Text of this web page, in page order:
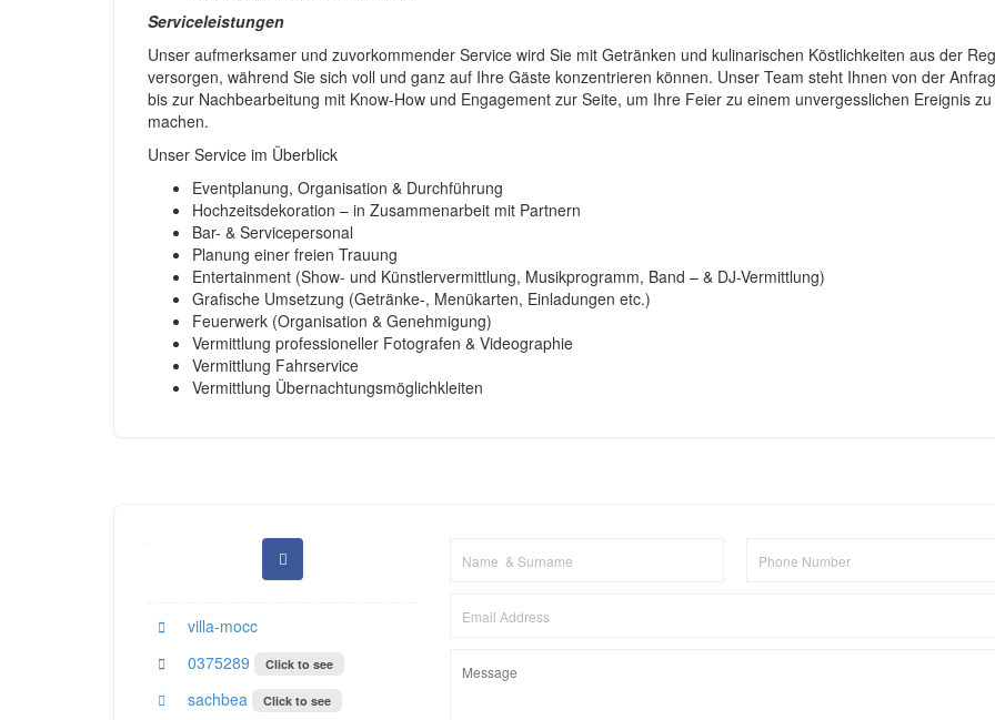
Serviceleistungen
Unser aufmerksamer und zuvorkommender Service wird Sie mit Getränken und kulinarischen Köstlichkeiten aus der
versorgen, während Sie sich voll und ganz auf Ihre Gäste konzentrieren können. Unser Team steht Ihnen von der
bis zur Nachbearbeitung mit Know-How und Engagement zur Seite, um Ihre Feier zu einem unvergesslichen Ereignis zu
machen.
Unser Service im Überblick
Eventplanung, Organisation & Durchführung
Hochzeitsdekoration – in Zusammenarbeit mit Partnern
Bar- & Servicepersonal
Planung einer freien Trauung
Entertainment (Show- und Künstlervermittlung, Musikprogramm, Band – & DJ-Vermittlung)
Grafische Umsetzung (Getränke-, Menükarten, Einladungen etc.)
Feuerwerk (Organisation & Genehmigung)
Vermittlung professioneller Fotografen & Videographie
Vermittlung Fahrservice
Vermittlung Übernachtungsmöglichkleiten
villa-mocc
0375289
Click to see
sachbea Click to see